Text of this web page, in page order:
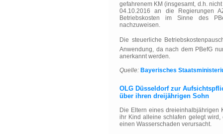
gefahrenem KM (insgesamt, d.h.
04.10.2016 an die Regierungen
Betriebskosten im Sinne des
nachzuweisen.
Die steuerliche
Anwendung, da nach dem PBefG
anerkannt werden.
Quelle: Bayerisches
OLG Düsseldorf zur
über ihren dreijährigen Sohn
Die Eltern eines dreieinhalbjährigen
ihr Kind alleine schlafen gelegt
einen Wasserschaden verursacht.